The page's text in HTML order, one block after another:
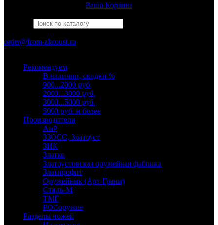
Ваша Корзина
order@from-zlatoust.ru
Рекомендуем
В наличии, скидки %
900...2000 руб.
2000...3000 руб.
3000...5000 руб.
5000 руб. и более
Производители
АиР
ЗЗОСС, Златоуст
ЗИК
Златко
Златоустовская оружейная фабрика
Златпрофит
Оружейник (Арт-Грани)
Стиль-М
ТМГ
РОСоружие
Разделы ножей